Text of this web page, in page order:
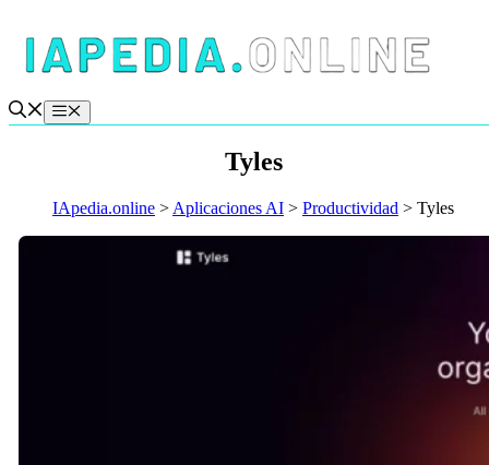
contenido
Menú
Tyles
IApedia.online > Aplicaciones AI > Productividad > Tyles